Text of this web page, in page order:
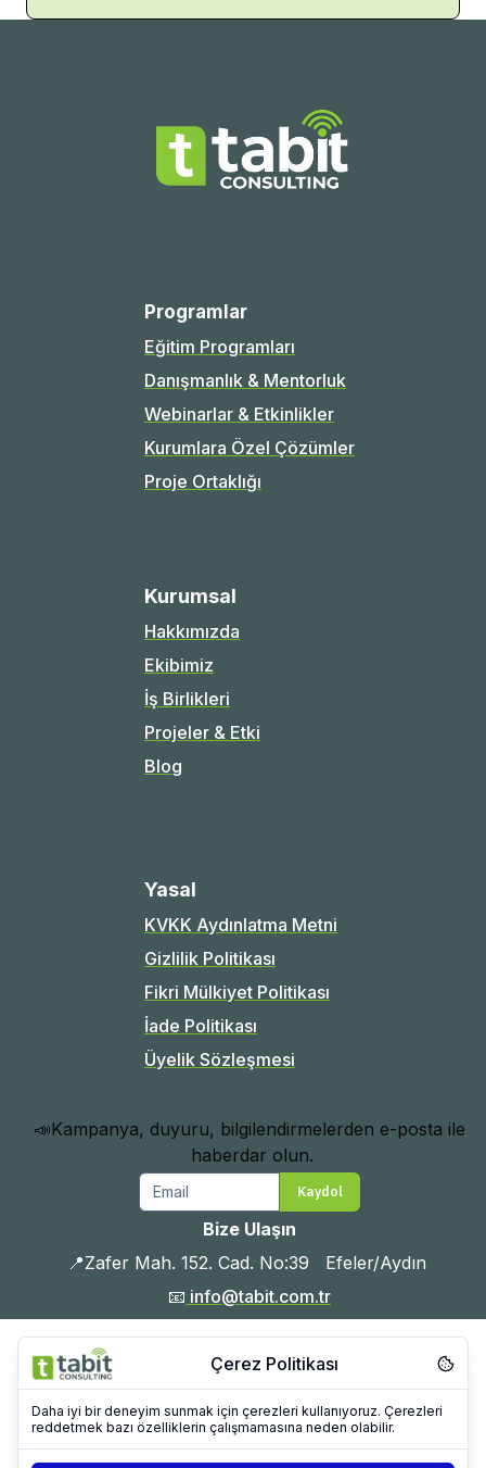
Programlar
Eğitim Programları
Danışmanlık & Mentorluk
Webinarlar & Etkinlikler
Kurumlara Özel Çözümler
Proje Ortaklığı
Kurumsal
Hakkımızda
Ekibimiz
İş Birlikleri
Projeler & Etki
Blog
Yasal
KVKK Aydınlatma Metni
Gizlilik Politikası
Fikri Mülkiyet Politikası
İade Politikası
Üyelik Sözleşmesi
📣Kampanya, duyuru, bilgilendirmelerden e-posta ile
haberdar olun.
Email
Kaydol
Bize Ulaşın
📍Zafer Mah. 152. Cad. No:39   Efeler/Aydın
📧 info@tabit.com.tr
🕒 Hafta içi 09:00 – 18:00
Çerez Politikası
Daha iyi bir deneyim sunmak için çerezleri kullanıyoruz. Çerezleri
reddetmek bazı özelliklerin çalışmamasına neden olabilir.